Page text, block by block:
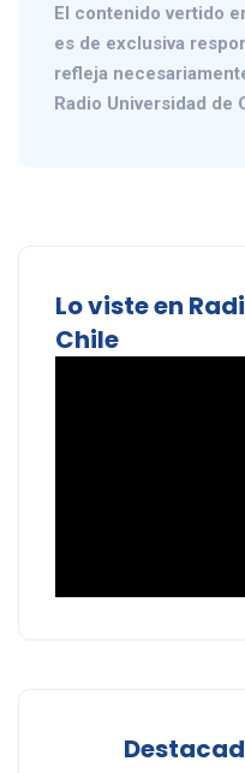
El contenido vertido
es de exclusiva
refleja
Radio Universidad de
Lo viste en
Chile